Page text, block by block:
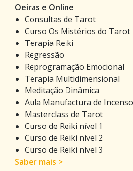
Oeiras e Online
Consultas de Tarot
Curso Os Mistérios do Tarot
Terapia Reiki
Regressão
Reprogramação Emocional
Terapia Multidimensional
Meditação Dinâmica
Aula Manufactura de Incenso
Masterclass de Tarot
Curso de Reiki nível 1
Curso de Reiki nível 2
Curso de Reiki nível 3
Saber mais >